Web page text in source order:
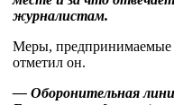
журналистам.
Меры, предпринимаемые
отметил он.
— Оборонительная